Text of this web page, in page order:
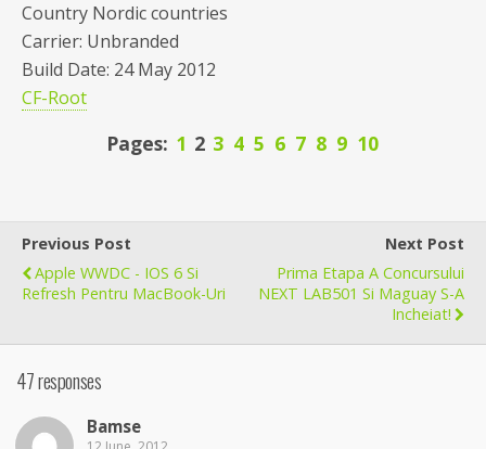
Country Nordic countries
Carrier: Unbranded
Build Date: 24 May 2012
CF-Root
Pages: 1 2 3 4 5 6 7 8 9 10
Previous Post
Apple WWDC - IOS 6 Si
Refresh Pentru MacBook-Uri
Next Post
Prima Etapa A Concursului
NEXT LAB501 Si Maguay S-A
Incheiat!
47 responses
Bamse